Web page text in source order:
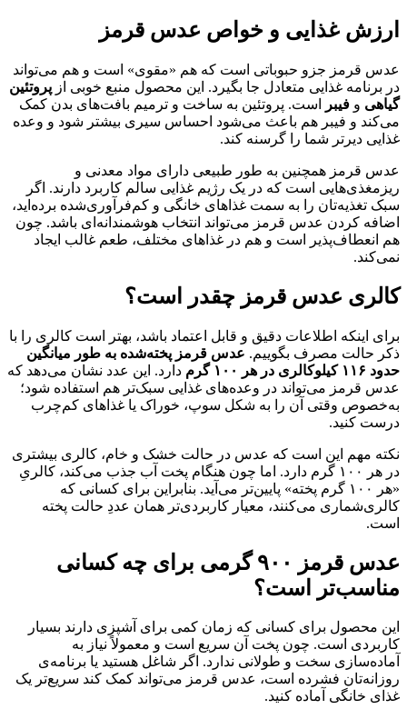
ارزش غذایی و خواص عدس قرمز
عدس قرمز جزو حبوباتی است که هم «مقوی» است و هم می‌تواند
در برنامه غذایی متعادل جا بگیرد. این محصول منبع خوبی از پروتئین
گیاهی و فیبر
است. پروتئین به ساخت و ترمیم بافت‌های بدن کمک
می‌کند و فیبر هم باعث می‌شود احساس سیری بیشتر شود و وعده
غذایی دیرتر شما را گرسنه کند.
عدس قرمز همچنین به طور طبیعی دارای مواد معدنی و
ریزمغذی‌هایی است که در یک رژیم غذایی سالم کاربرد دارند. اگر
سبک تغذیه‌تان را به سمت غذاهای خانگی و کم‌فرآوری‌شده برده‌اید،
اضافه کردن عدس قرمز می‌تواند انتخاب هوشمندانه‌ای باشد. چون
هم انعطاف‌پذیر است و هم در غذاهای مختلف، طعم غالب ایجاد
نمی‌کند.
کالری عدس قرمز چقدر است؟
برای اینکه اطلاعات دقیق و قابل اعتماد باشد، بهتر است کالری را با
ذکر حالت مصرف بگوییم. عدس قرمز پخته‌شده به طور میانگین
حدود ۱۱۶ کیلوکالری در هر ۱۰۰ گرم
دارد. این عدد نشان می‌دهد که
عدس قرمز می‌تواند در وعده‌های غذایی سبک‌تر هم استفاده شود؛
به‌خصوص وقتی آن را به شکل سوپ، خوراک یا غذاهای کم‌چرب
درست کنید.
نکته مهم این است که عدس در حالت خشک و خام، کالری بیشتری
در هر ۱۰۰ گرم دارد. اما چون هنگام پخت آب جذب می‌کند، کالریِ
«هر ۱۰۰ گرم پخته» پایین‌تر می‌آید. بنابراین برای کسانی که
کالری‌شماری می‌کنند، معیار کاربردی‌تر همان عددِ حالت پخته
است.
عدس قرمز ۹۰۰ گرمی برای چه کسانی
مناسب‌تر است؟
این محصول برای کسانی که زمان کمی برای آشپزی دارند بسیار
کاربردی است. چون پخت آن سریع است و معمولاً نیاز به
آماده‌سازی سخت و طولانی ندارد. اگر شاغل هستید یا برنامه‌ی
روزانه‌تان فشرده است، عدس قرمز می‌تواند کمک کند سریع‌تر یک
غذای خانگی آماده کنید.